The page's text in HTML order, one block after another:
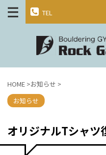
TEL
HOME >お知らせ >
お知らせ
オリジナルTシャツ